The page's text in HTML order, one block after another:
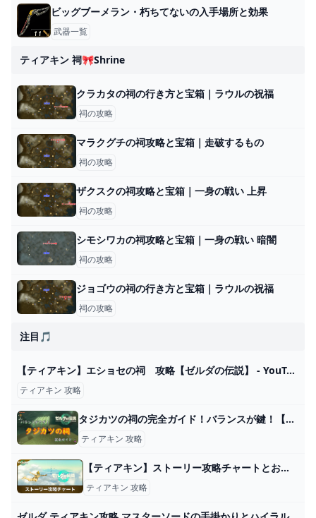
ビッグブーメラン・朽ちてないの入手場所と効果
武器一覧
ティアキン 祠🎀shrine
クラカタの祠の行き方と宝箱｜ラウルの祝福
祠の攻略
マラクグチの祠攻略と宝箱｜走破するもの
祠の攻略
ザクスクの祠攻略と宝箱｜一身の戦い 上昇
祠の攻略
シモシワカの祠攻略と宝箱｜一身の戦い 暗闇
祠の攻略
ジョゴウの祠の行き方と宝箱｜ラウルの祝福
祠の攻略
注目🎵
【ティアキン】エショセの祠 攻略【ゼルダの伝説】 - YouTube
ティアキン 攻略
タジカツの祠の完全ガイド！バランスが鍵！【ティアキン攻略】 とあるゲームブログの軌跡
ティアキン 攻略
【ティアキン】ストーリー攻略チャートとおすすめ順番【ゼルダの伝説ティアーズオブザキングダム】 - アルテマ
ティアキン 攻略